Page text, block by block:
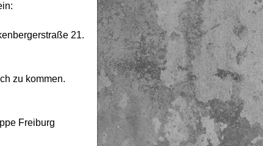
21.
zu kommen.
Freiburg